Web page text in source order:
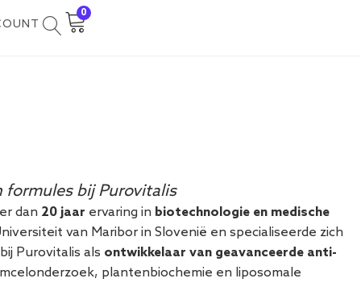
0
formules bij Purovitalis
dan 20 jaar ervaring in biotechnologie en medische
van Maribor in Slovenië en specialiseerde zich
Purovitalis als ontwikkelaar van geavanceerde anti-
plantenbiochemie en liposomale